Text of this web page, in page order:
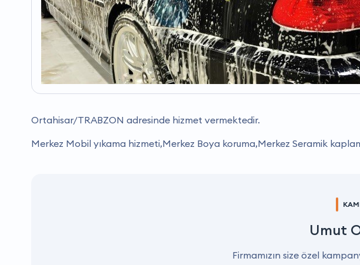
Ortahisar/TRABZON adresinde hizmet vermektedir.
Merkez Mobil yıkama hizmeti,Merkez Boya koruma,Merkez Seramik
Umut
Firmamızın size özel